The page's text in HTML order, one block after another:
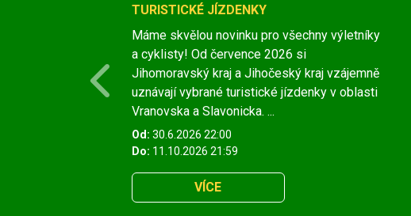
TURISTICKÉ JÍZDENKY
Máme skvělou novinku pro všechny výletníky
a cyklisty! Od července 2026 si
Jihomoravský kraj a Jihočeský kraj vzájemně
uznávají vybrané turistické jízdenky v oblasti
Vranovska a Slavonicka. ...
Od: 30.6.2026 22:00
Do: 11.10.2026 21:59
VÍCE
Previous